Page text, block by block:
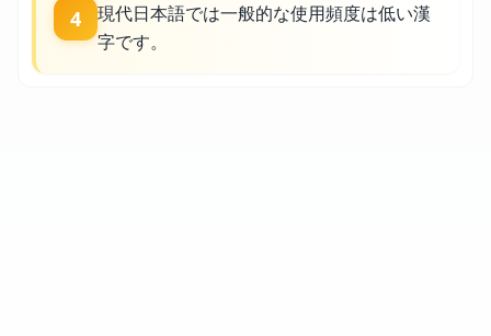
4
現代日本語では一般的な使用頻度は低い漢
字です。